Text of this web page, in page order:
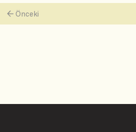
Önceki